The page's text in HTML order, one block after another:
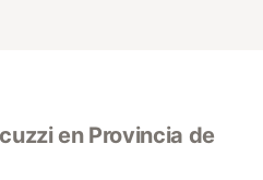
en Provincia de